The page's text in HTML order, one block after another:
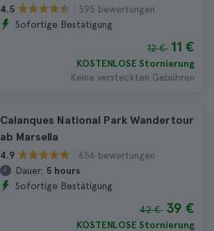
4.5
395 bewertungen
Sofortige Bestätigung
12 € 11 €
KOSTENLOSE Stornierung
Keine versteckten Gebühren
Calanques National Park Wandertour
ab Marsella
4.9
656 bewertungen
Dauer: 5 hours
Sofortige Bestätigung
42 € 39 €
KOSTENLOSE Stornierung